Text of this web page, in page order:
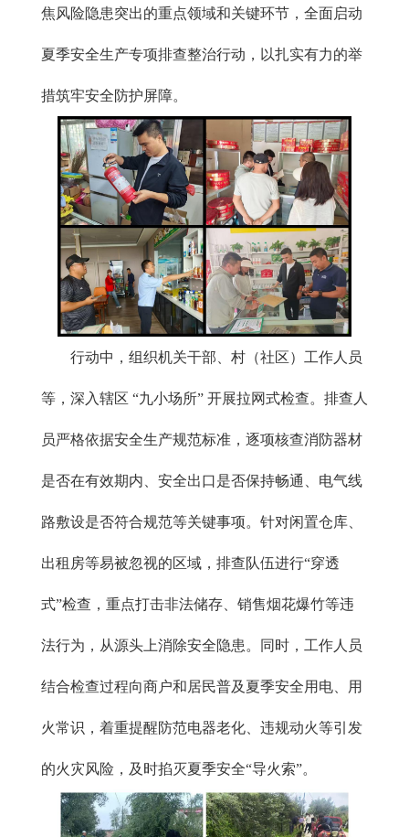
焦风险隐患突出的重点领域和关键环节，全面启动
夏季安全生产专项排查整治行动，以扎实有力的举
措筑牢安全防护屏障。
行动中，组织机关干部、村（社区）工作人员
等，深入辖区 “九小场所” 开展拉网式检查。排查人
员严格依据安全生产规范标准，逐项核查消防器材
是否在有效期内、安全出口是否保持畅通、电气线
路敷设是否符合规范等关键事项。针对闲置仓库、
出租房等易被忽视的区域，排查队伍进行“穿透
式”检查，重点打击非法储存、销售烟花爆竹等违
法行为，从源头上消除安全隐患。同时，工作人员
结合检查过程向商户和居民普及夏季安全用电、用
火常识，着重提醒防范电器老化、违规动火等引发
的火灾风险，及时掐灭夏季安全“导火索”。